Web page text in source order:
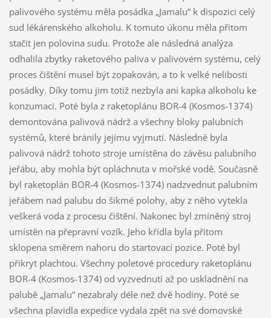
palivového systému měla posádka „Jamalu“ k dispozici celý
sud lékárenského alkoholu. K tomuto úkonu měla přitom
stačit jen polovina sudu. Protože ale následná analýza
odhalila zbytky raketového paliva v palivovém systému, celý
proces čištění musel být zopakován, a to k velké nelibosti
posádky. Díky tomu jim totiž nezbyla ani kapka alkoholu ke
konzumaci. Poté byla z raketoplánu BOR-4 (Kosmos-1374)
demontována palivová nádrž a všechny bloky palubních
systémů, které bránily jejímu vyjmutí. Následně byla
palivová nádrž tohoto stroje umístěna do závěsu palubního
jeřábu, aby mohla být opláchnuta v mořské vodě. Současně
byl raketoplán BOR-4 (Kosmos-1374) nadzvednut palubním
jeřábem nad palubu do šikmé polohy, aby z něho vytekla
veškerá voda z procesu čištění. Nakonec byl zmíněný stroj
umístěn na přepravní vozík. Jeho křídla byla přitom
sklopena směrem nahoru do startovací pozice. Poté byl
přikryt plachtou. Všechny poletové procedury raketoplánu
BOR-4 (Kosmos-1374) od vyzvednutí až po uskladnění na
palubě „Jamalu“ nezabraly déle než dvě hodiny. Poté se
všechna plavidla expedice vydala zpět na své domovské